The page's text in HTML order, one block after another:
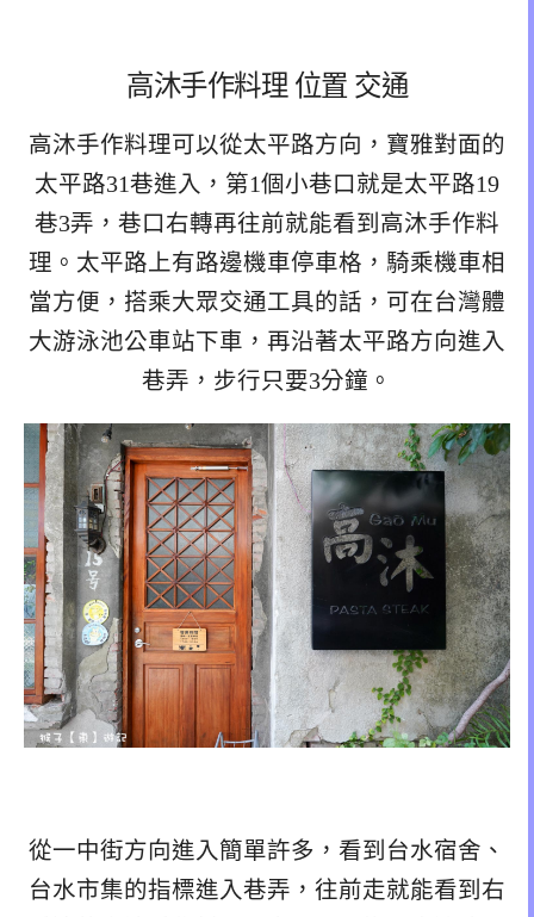
高沐手作料理 位置 交通
高沐手作料理可以從太平路方向，寶雅對面的
太平路31巷進入，第1個小巷口就是太平路19
巷3弄，巷口右轉再往前就能看到高沐手作料
理。太平路上有路邊機車停車格，騎乘機車相
當方便，搭乘大眾交通工具的話，可在台灣體
大游泳池公車站下車，再沿著太平路方向進入
巷弄，步行只要3分鐘。
從一中街方向進入簡單許多，看到台水宿舍、
台水市集的指標進入巷弄，往前走就能看到右